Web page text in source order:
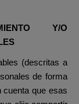
Y/O
(descritas a
de forma
cuenta que esas